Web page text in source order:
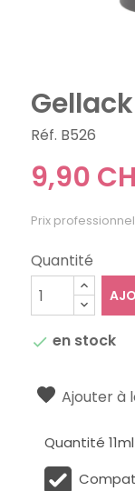
Réf. B526
9,90
Prix
Quantité
 en stock
Ajouter à
Quantité